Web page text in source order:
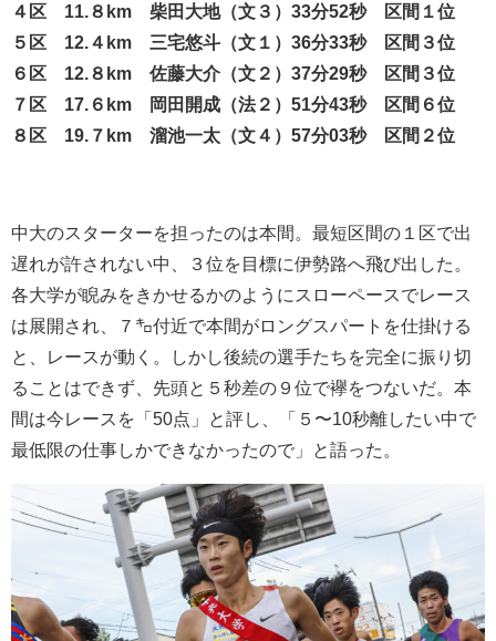
４区 11.８km 柴田大地（文３）33分52秒 区間１位
５区 12.４km 三宅悠斗（文１）36分33秒 区間３位
６区 12.８km 佐藤大介 （文２）37分29秒 区間３位
７区 17.６km 岡田開成（法２）51分43秒 区間６位
８区 19.７km 溜池一太（文４）57分03秒 区間２位
中大のスターターを担ったのは本間。 最短区間の１区で出
遅れが許されない中、３位を目標に伊勢路へ飛び出した。
各大学が睨みをきかせるかのようにスローペースでレース
は展開され、７㌔付近で本間がロングスパートを仕掛ける
と、レースが動く。しかし後続の選手たちを完全に振り切
ることはできず、先頭と５秒差の９位で襷をつないだ。本
間は今レースを「50点」と評し、「５〜10秒離したい中で
最低限の仕事しかできなかったので」と語った。